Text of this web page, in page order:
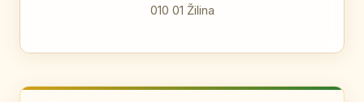
010 01 Žilina